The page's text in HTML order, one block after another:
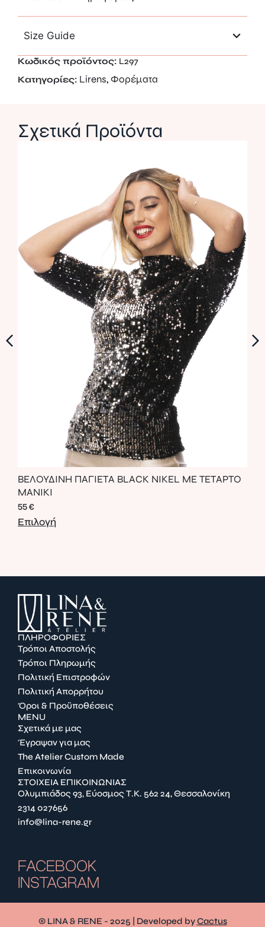
Size Guide
Κωδικός προϊόντος: L297
Κατηγορίες: Lirens, Φορέματα
Σχετικά Προϊόντα
ΒΕΛΟΥΔΙΝΗ ΠΑΓΙΕΤΑ BLACK NIKEL ME ΤΕΤΑΡΤΟ
ΜΑΝΙΚΙ
55€
Επιλογή
ΠΛΗΡΟΦΟΡΙΕΣ
Τρόποι Αποστολής
Τρόποι Πληρωμής
Πολιτική Επιστροφών
Πολιτική Απορρήτου
Όροι & Προϋποθέσεις
MENU
Σχετικά με μας
Έγραψαν για μας
The Atelier Custom Made
Επικοινωνία
ΣΤΟΙΧΕΙΑ ΕΠΙΚΟΙΝΩΝΙΑΣ
Ολυμπιάδος 93, Εύοσμος Τ.Κ. 562 24, Θεσσαλονίκη
2314 027656
info@lina-rene.gr
FACEBOOK
INSTAGRAM
© LINA & RENE - 2025 | Developed byCactus